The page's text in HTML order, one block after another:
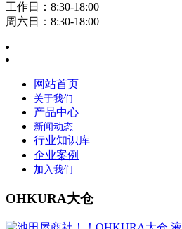
工作日：8:30-18:00
周六日：8:30-18:00
网站首页
关于我们
产品中心
新闻动态
行业知识库
企业案例
加入我们
OHKURA大仓